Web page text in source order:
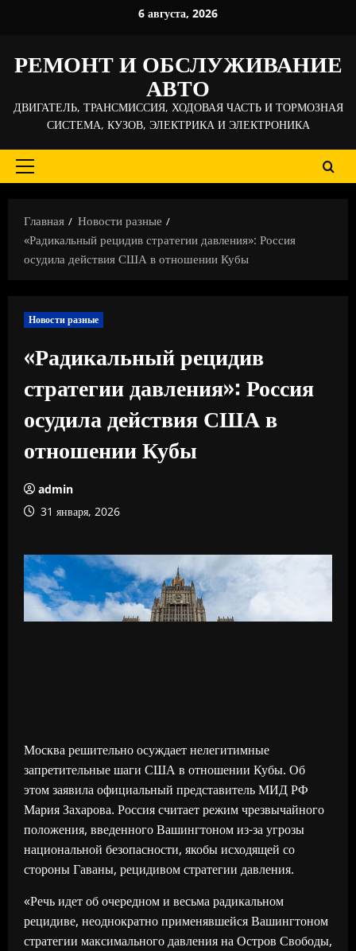
6 августа, 2026
РЕМОНТ И ОБСЛУЖИВАНИЕ
АВТО
ДВИГАТЕЛЬ, ТРАНСМИССИЯ, ХОДОВАЯ ЧАСТЬ И ТОРМОЗНАЯ
СИСТЕМА, КУЗОВ, ЭЛЕКТРИКА И ЭЛЕКТРОНИКА
Основное
Главная
Новости разные
«Радикальный рецидив стратегии давления»: Россия
осудила действия США в отношении Кубы
Новости разные
«Радикальный рецидив
стратегии давления»: Россия
осудила действия США в
отношении Кубы
admin
31 января, 2026
Москва решительно осуждает нелегитимные
запретительные шаги США в отношении Кубы. Об
этом заявила официальный представитель МИД РФ
Мария Захарова. Россия считает режим чрезвычайного
положения, введенного Вашингтоном из-за угрозы
национальной безопасности, якобы исходящей со
стороны Гаваны, рецидивом стратегии давления.
«Речь идет об очередном и весьма радикальном
рецидиве, неоднократно применявшейся Вашингтоном
стратегии максимального давления на Остров Свободы,